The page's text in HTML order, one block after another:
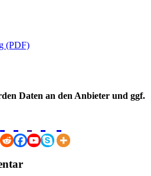
(PDF)
Daten an den Anbieter und ggf.